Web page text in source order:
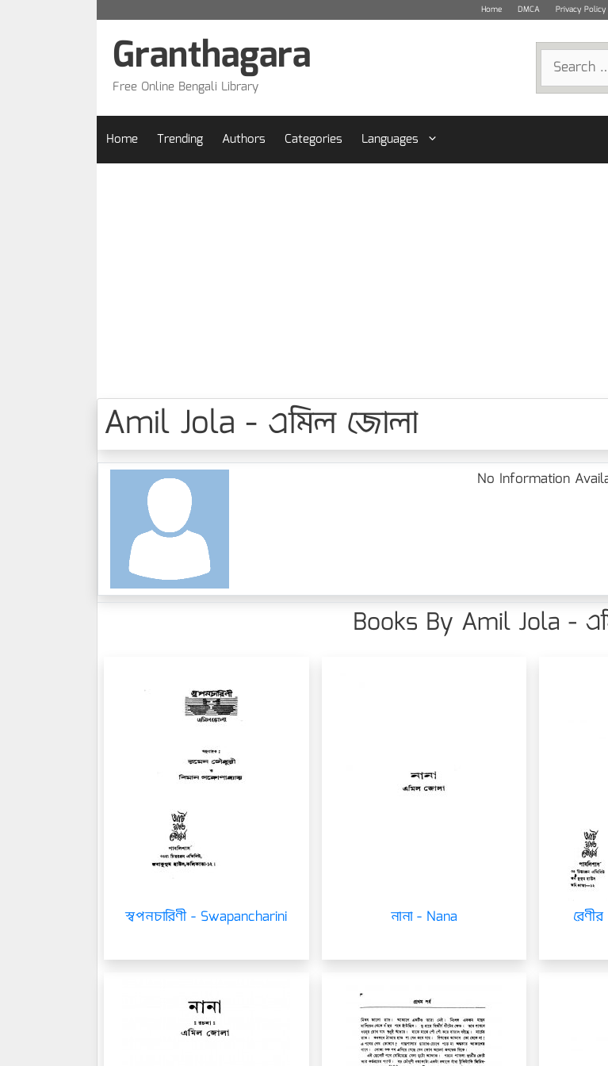
Home DMCA Privacy Policy
Search
for:
Granthagara
Free Online Bengali Library
Home Trending Authors Categories Languages
Amil Jola - এমিল জোলা
No Information
Books By Amil Jola -
স্বপনচারিণী - Swapancharini নানা - Nana